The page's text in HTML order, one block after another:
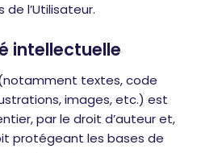
l’Utilisateur.
intellectuelle
textes, code
images, etc.) est
par le droit d’auteur et,
protégeant les bases de